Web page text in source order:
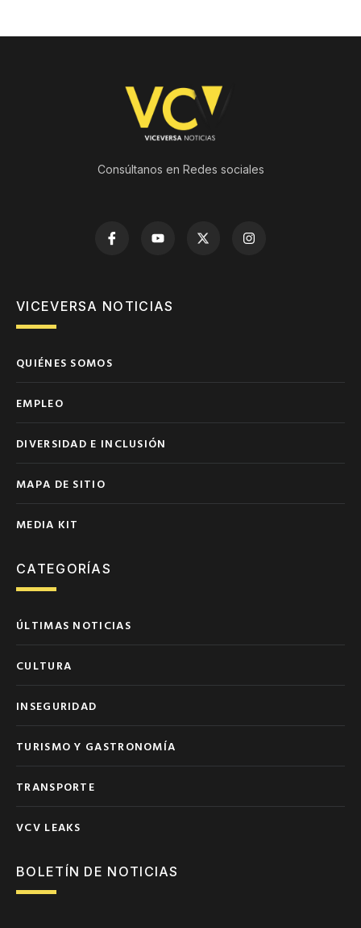
Consúltanos en Redes sociales
VICEVERSA NOTICIAS
QUIÉNES SOMOS
EMPLEO
DIVERSIDAD E INCLUSIÓN
MAPA DE SITIO
MEDIA KIT
CATEGORÍAS
ÚLTIMAS NOTICIAS
CULTURA
INSEGURIDAD
TURISMO Y GASTRONOMÍA
TRANSPORTE
VCV LEAKS
BOLETÍN DE NOTICIAS